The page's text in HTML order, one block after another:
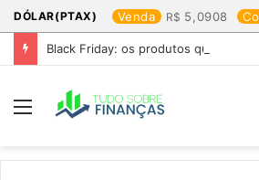
DÓLAR(PTAX) Venda 5,0908
Black Friday: os produtos que mais
Menu